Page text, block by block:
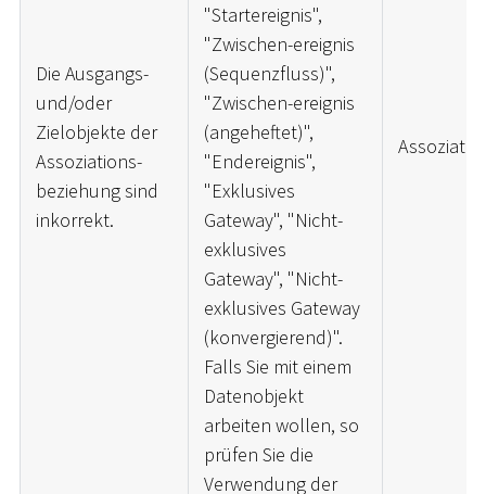
Die Ausgangs-
und/oder
Zielobjekte der
Assoziations-
beziehung sind
inkorrekt.
"Startereignis",
"Zwischen-ereignis
(Sequenzfluss)",
"Zwischen-ereignis
(angeheftet)",
"Endereignis",
"Exklusives
Gateway", "Nicht-
exklusives
Gateway", "Nicht-
exklusives Gateway
(konvergierend)".
Falls Sie mit einem
Datenobjekt
arbeiten wollen, so
prüfen Sie die
Verwendung der